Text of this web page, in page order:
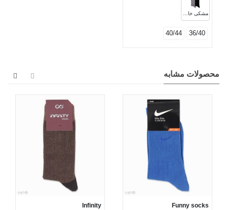
مشکی خاکستری
36/40
40/44
محصولات مشابه
Funny socks
Infinity